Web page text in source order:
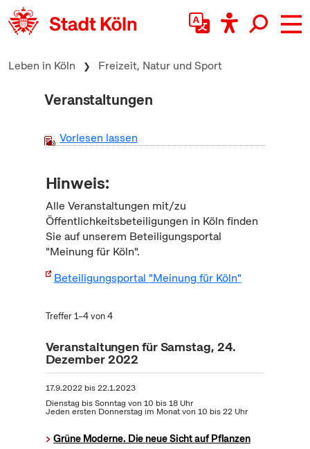
zum Inhalt springen
Leben in Köln Freizeit, Natur und Sport
Veranstaltungen
Vorlesen lassen
Hinweis:
Alle Veranstaltungen mit/zu
Öffentlichkeitsbeteiligungen in Köln finden
Sie auf unserem Beteiligungsportal
"Meinung für Köln".
Beteiligungsportal "Meinung für Köln"
Treffer 1–4 von 4
Veranstaltungen für Samstag, 24.
Dezember 2022
17.9.2022bis22.1.2023
Dienstag bis Sonntag von 10 bis 18 Uhr
Jeden ersten Donnerstag im Monat von 10 bis 22 Uhr
Grüne Moderne. Die neue Sicht auf Pflanzen